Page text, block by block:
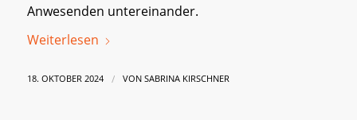
Anwesenden untereinander.
Weiterlesen
18. OKTOBER 2024 / VON SABRINA KIRSCHNER